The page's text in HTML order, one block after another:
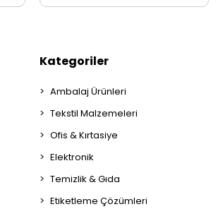
Kategoriler
Ambalaj Ürünleri
Tekstil Malzemeleri
Ofis & Kırtasiye
Elektronik
Temizlik & Gıda
Etiketleme Çözümleri